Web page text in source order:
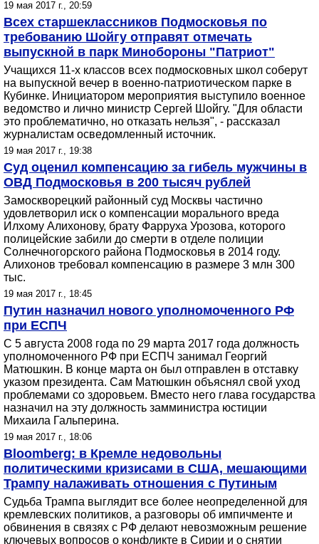
19 мая 2017 г., 20:59
Всех старшеклассников Подмосковья по
требованию Шойгу отправят отмечать
выпускной в парк Минобороны "Патриот"
Учащихся 11-х классов всех подмосковных школ соберут
на выпускной вечер в военно-патриотическом парке в
Кубинке. Инициатором мероприятия выступило военное
ведомство и лично министр Сергей Шойгу. "Для области
это проблематично, но отказать нельзя", - рассказал
журналистам осведомленный источник.
19 мая 2017 г., 19:38
Суд оценил компенсацию за гибель мужчины в
ОВД Подмосковья в 200 тысяч рублей
Замоскворецкий районный суд Москвы частично
удовлетворил иск о компенсации морального вреда
Илхому Алихонову, брату Фарруха Урозова, которого
полицейские забили до смерти в отделе полиции
Солнечногорского района Подмосковья в 2014 году.
Алихонов требовал компенсацию в размере 3 млн 300
тыс.
19 мая 2017 г., 18:45
Путин назначил нового уполномоченного РФ
при ЕСПЧ
С 5 августа 2008 года по 29 марта 2017 года должность
уполномоченного РФ при ЕСПЧ занимал Георгий
Матюшкин. В конце марта он был отправлен в отставку
указом президента. Сам Матюшкин объяснял свой уход
проблемами со здоровьем. Вместо него глава государства
назначил на эту должность замминистра юстиции
Михаила Гальперина.
19 мая 2017 г., 18:06
Bloomberg: в Кремле недовольны
политическими кризисами в США, мешающими
Трампу налаживать отношения с Путиным
Судьба Трампа выглядит все более неопределенной для
кремлевских политиков, а разговоры об импичменте и
обвинения в связях с РФ делают невозможным решение
ключевых вопросов о конфликте в Сирии и о снятии